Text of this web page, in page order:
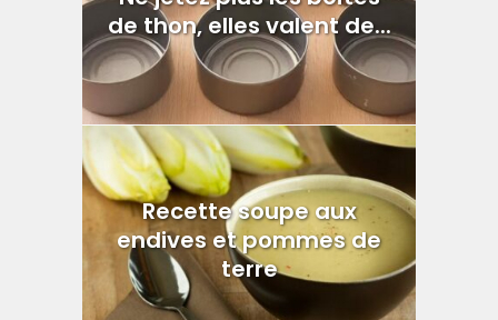
de thon, elles valent de...
Recette soupe aux
endives et pommes de
terre